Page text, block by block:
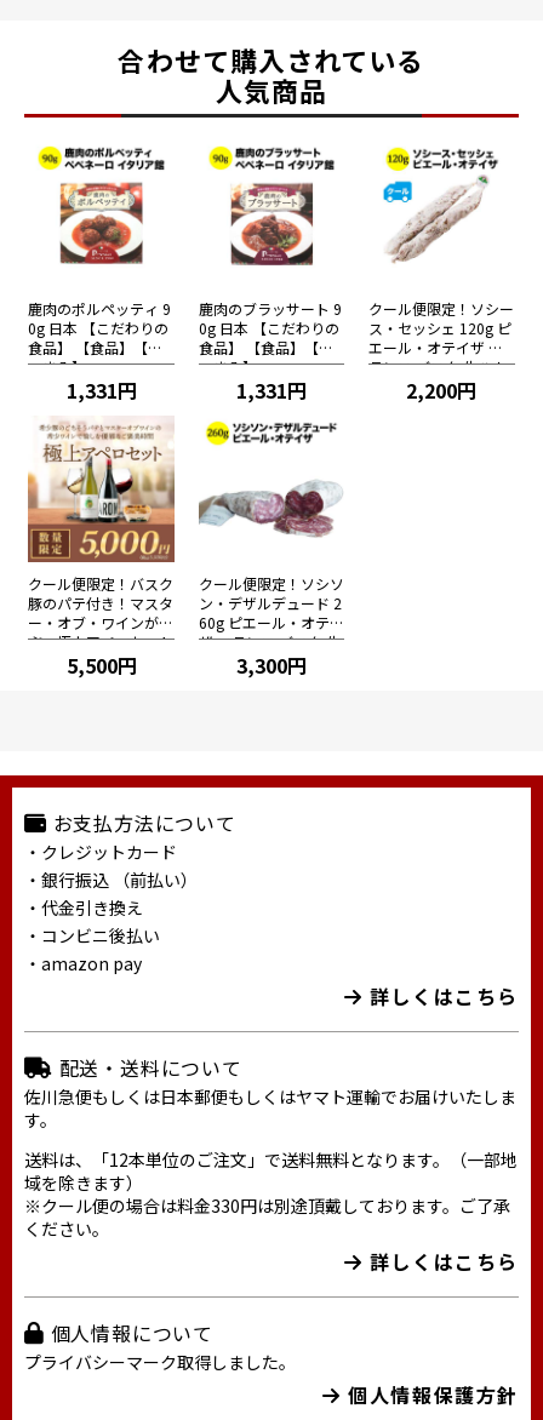
合わせて購入されている
人気商品
鹿肉のポルペッティ 9
0g 日本 【こだわりの
食品】 【食品】【お
つまみ】
1,331円
鹿肉のブラッサート 9
0g 日本 【こだわりの
食品】 【食品】【お
つまみ】
1,331円
クール便限定！ソシー
ス・セッシェ 120g ピ
エール・オテイザ フ
ランス バスク 生ハム
＆サラミ 【こだわり
食品】
2,200円
クール便限定！バスク
豚のパテ付き！マスタ
ー・オブ・ワインが選
ぶ 極上アペロセット
5,500円
クール便限定！ソシソ
ン・デザルデュード 2
60g ピエール・オテイ
ザ フランス バスク 生
ハム＆サラミ 【こだ
わり食品】
3,300円
お支払方法について
・クレジットカード
・銀行振込 （前払い）
・代金引き換え
・コンビニ後払い
・amazon pay
詳しくはこちら
配送・送料について
佐川急便もしくは日本郵便もしくはヤマト運輸でお届けいたしま
す。
送料は、「12本単位のご注文」で送料無料となります。（一部地
域を除きます）
※クール便の場合は料金330円は別途頂戴しております。ご了承
ください。
詳しくはこちら
個人情報について
プライバシーマーク取得しました。
個人情報保護方針